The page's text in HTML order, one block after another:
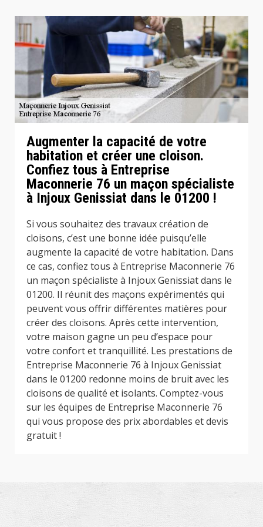
Augmenter la capacité de votre
habitation et créer une cloison.
Confiez tous à Entreprise
Maconnerie 76 un maçon spécialiste
à Injoux Genissiat dans le 01200 !
Si vous souhaitez des travaux création de
cloisons, c’est une bonne idée puisqu’elle
augmente la capacité de votre habitation. Dans
ce cas, confiez tous à Entreprise Maconnerie 76
un maçon spécialiste à Injoux Genissiat dans le
01200. Il réunit des maçons expérimentés qui
peuvent vous offrir différentes matières pour
créer des cloisons. Après cette intervention,
votre maison gagne un peu d’espace pour
votre confort et tranquillité. Les prestations de
Entreprise Maconnerie 76 à Injoux Genissiat
dans le 01200 redonne moins de bruit avec les
cloisons de qualité et isolants. Comptez-vous
sur les équipes de Entreprise Maconnerie 76
qui vous propose des prix abordables et devis
gratuit !